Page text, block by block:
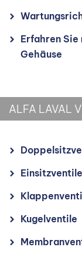
Erfahren
Gehäuse
ALFA LAVAL
Einsitzventile
Kugelventile